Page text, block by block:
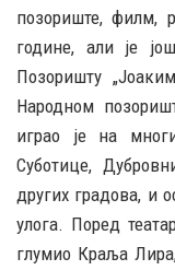
позориште, филм,
године, али је
Позоришту
Народном
играо је на
Суботице,
других градова, и
улога. Поред
глумио Краља